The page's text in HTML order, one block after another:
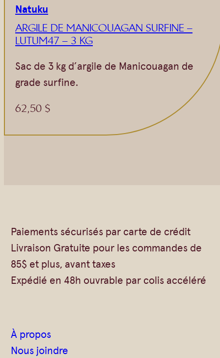
Natuku
ARGILE DE MANICOUAGAN SURFINE –
LUTUM47 – 3 KG
Sac de 3 kg d’argile de Manicouagan de
grade surfine.
62,50 $
Paiements sécurisés par carte de crédit
Livraison Gratuite pour les commandes de
85$ et plus, avant taxes
Expédié en 48h ouvrable par colis accéléré
À propos
Nous joindre